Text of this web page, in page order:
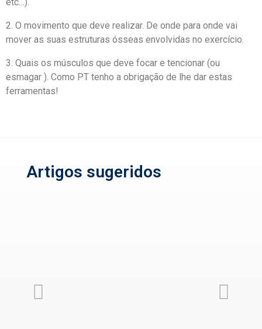
2. O movimento que deve realizar. De onde para onde vai
mover as suas estruturas ósseas envolvidas no exercício.
3. Quais os músculos que deve focar e tencionar (ou
esmagar ). Como PT tenho a obrigação de lhe dar estas
ferramentas!
Artigos sugeridos